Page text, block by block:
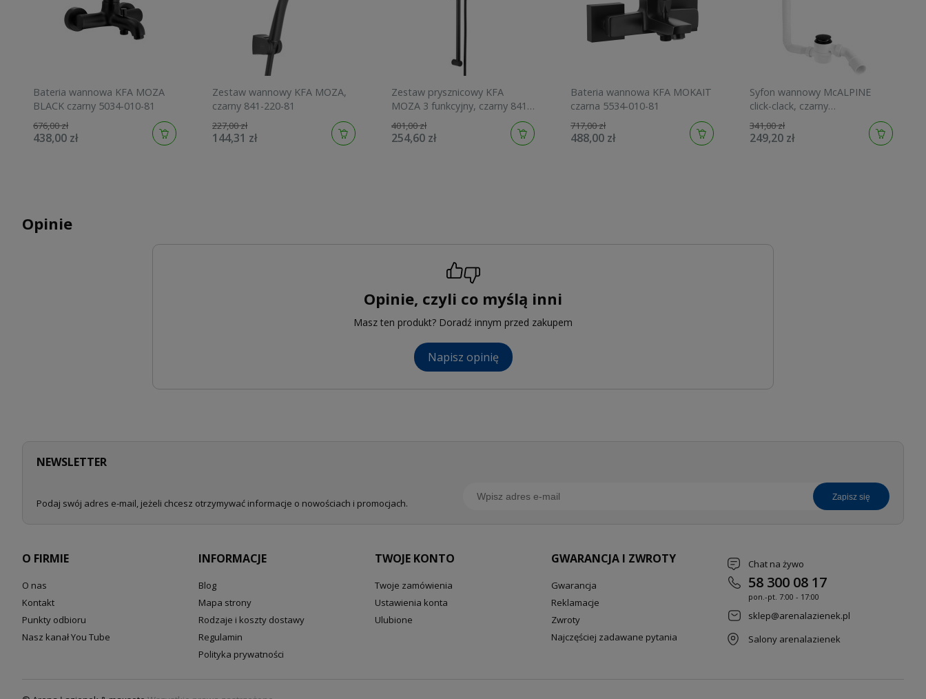
Bateria wannowa KFA MOZA
BLACK czarny 5034-010-81
676,00 zł
438,00 zł
Zestaw wannowy KFA MOZA,
czarny 841-220-81
227,00 zł
144,31 zł
Zestaw prysznicowy KFA
MOZA 3 funkcyjny, czarny 841-
365-81
401,00 zł
254,60 zł
Bateria wannowa KFA MOKAIT
czarna 5534-010-81
717,00 zł
488,00 zł
Syfon wannowy McALPINE
click-clack, czarny
HC2600CLMB
341,00 zł
249,20 zł
Opinie
Opinie, czyli co myślą inni
Masz ten produkt? Doradź innym przed zakupem
Napisz opinię
NEWSLETTER
Podaj swój adres e-mail, jeżeli chcesz otrzymywać informacje o nowościach i promocjach.
zapisz się
O FIRMIE
O nas
Kontakt
Punkty odbioru
Nasz kanał You Tube
INFORMACJE
Blog
Mapa strony
Rodzaje i koszty dostawy
Regulamin
Polityka prywatności
TWOJE KONTO
Twoje zamówienia
Ustawienia konta
Ulubione
GWARANCJA I ZWROTY
Gwarancja
Reklamacje
Zwroty
Najczęściej zadawane pytania
Chat na żywo
58 300 08 17
pon.-pt. 7:00 - 17:00
sklep@arenalazienek.pl
Salony arenalazienek